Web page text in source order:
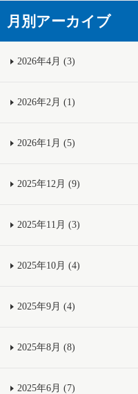
月別アーカイブ
2026年4月 (3)
2026年2月 (1)
2026年1月 (5)
2025年12月 (9)
2025年11月 (3)
2025年10月 (4)
2025年9月 (4)
2025年8月 (8)
2025年6月 (7)